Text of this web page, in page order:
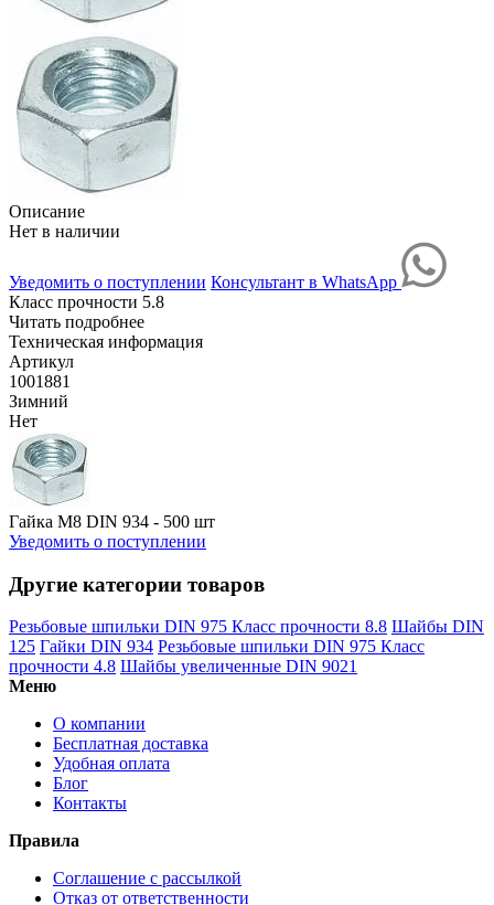
Описание
Нет в наличии
Уведомить о поступлении Консультант в WhatsApp
Класс прочности 5.8
Читать подробнее
Техническая информация
Артикул
1001881
Зимний
Нет
Гайка М8 DIN 934 - 500 шт
Уведомить о поступлении
Другие категории товаров
Резьбовые шпильки DIN 975 Класс прочности 8.8 Шайбы DIN
125 Гайки DIN 934 Резьбовые шпильки DIN 975 Класс
прочности 4.8 Шайбы увеличенные DIN 9021
Меню
О компании
Бесплатная доставка
Удобная оплата
Блог
Контакты
Правила
Соглашение с рассылкой
Отказ от ответственности